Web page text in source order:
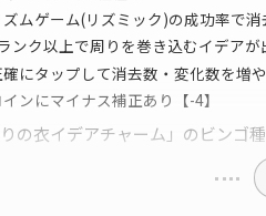
ズムゲーム(リズミック)の成功率で
ンク以上で周りを巻き込むイデアが
確にタップして消去数・変化数を増
インにマイナス補正あり【-4】
りの衣イデアチャーム」のビンゴ